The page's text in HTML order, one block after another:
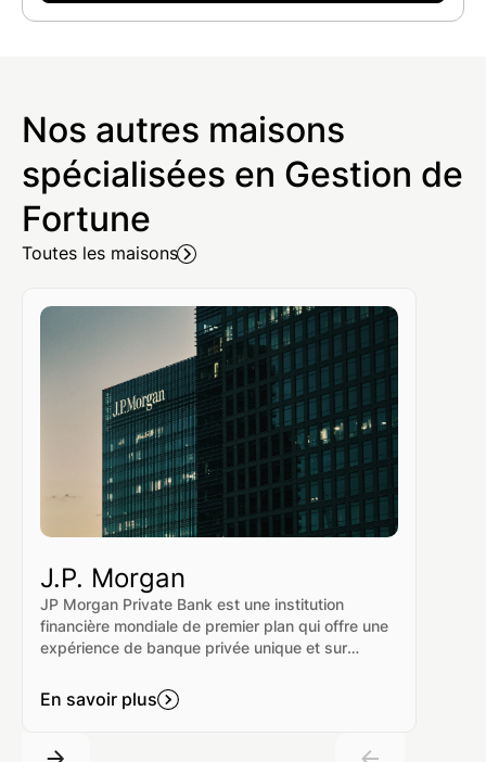
Nos autres maisons
spécialisées en Gestion de
Fortune
Toutes les maisons
J.P. Morgan
JP Morgan Private Bank est une institution
financière mondiale de premier plan qui offre une
expérience de banque privée unique et sur
services à des innovateurs, entrepreneurs,
leaders de l'industrie et leurs familles, aidant à
En savoir plus